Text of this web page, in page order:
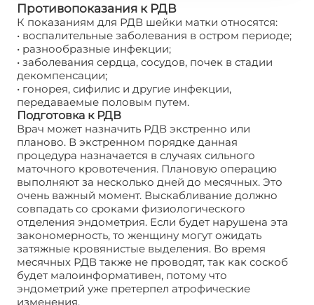
Противопоказания к РДВ
К показаниям для РДВ шейки матки относятся:
• воспалительные заболевания в остром периоде;
• разнообразные инфекции;
• заболевания сердца, сосудов, почек в стадии
декомпенсации;
• гонорея, сифилис и другие инфекции,
передаваемые половым путем.
Подготовка к РДВ
Врач может назначить РДВ экстренно или
планово. В экстренном порядке данная
процедура назначается в случаях сильного
маточного кровотечения. Плановую операцию
выполняют за несколько дней до месячных. Это
очень важный момент. Выскабливание должно
совпадать со сроками физиологического
отделения эндометрия. Если будет нарушена эта
закономерность, то женщину могут ожидать
затяжные кровянистые выделения. Во время
месячных РДВ также не проводят, так как соскоб
будет малоинформативен, потому что
эндометрий уже претерпел атрофические
изменения.